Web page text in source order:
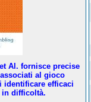
Al. fornisce precise
al gioco
identificare efficaci
in difficoltà.